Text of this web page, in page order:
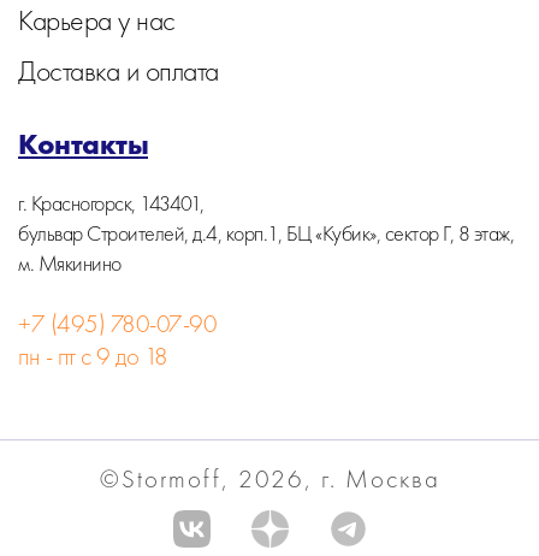
Карьера у нас
Доставка и оплата
Контакты
г. Красногорск, 143401,
бульвар Строителей, д.4, корп.1, БЦ «Кубик», сектор Г, 8 этаж,
м. Мякинино
+7 (495) 780-07-90
пн - пт с 9 до 18
©Stormoff, 2026, г. Москва